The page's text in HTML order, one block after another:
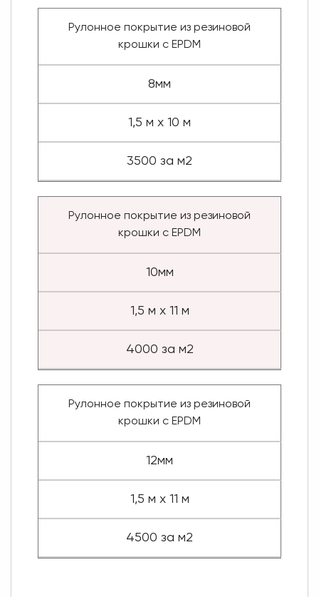
Рулонное покрытие из резиновой
крошки с EPDM
8мм
1,5 м х 10 м
3500 за м2
Рулонное покрытие из резиновой
крошки с EPDM
10мм
1,5 м х 11 м
4000 за м2
Рулонное покрытие из резиновой
крошки с EPDM
12мм
1,5 м х 11 м
4500 за м2